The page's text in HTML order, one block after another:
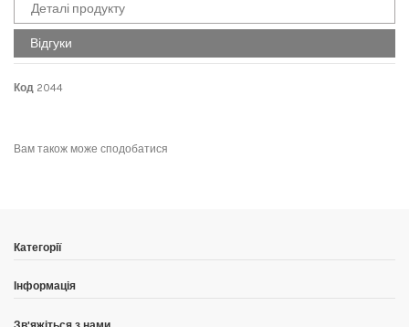
Деталі продукту
Відгуки
Код 2044
Вам також може сподобатися
Категорії
Інформація